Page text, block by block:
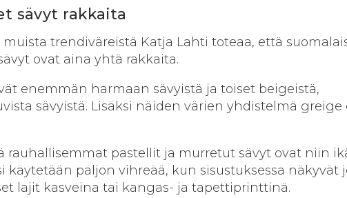
sävyt rakkaita
trendiväreistä Katja Lahti toteaa, että
ovat aina yhtä rakkaita.
enemmän harmaan sävyistä ja toiset beigeistä,
sävyistä. Lisäksi näiden värien yhdistelmä greige
rauhallisemmat pastellit ja murretut sävyt ovat niin
käytetään paljon vihreää, kun sisustuksessa näkyvät
lajit kasveina tai kangas- ja tapettiprinttinä.